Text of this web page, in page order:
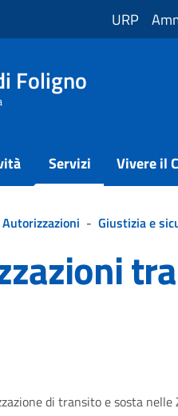
URP
Foligno
Servizi Vivere il
Autorizzazioni - Giustizia e
di transito e sosta